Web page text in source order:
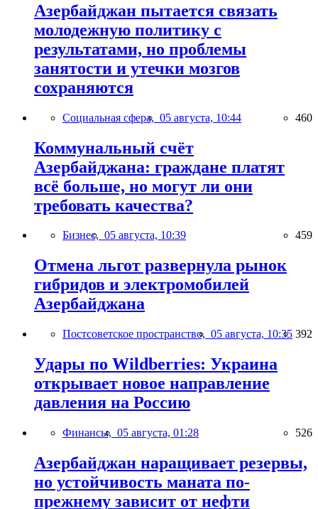
Азербайджан пытается связать
молодежную политику с
результатами, но проблемы
занятости и утечки мозгов
сохраняются
Социальная сфера, 05 августа, 10:44 460
Коммунальный счёт
Азербайджана: граждане платят
всё больше, но могут ли они
требовать качества?
Бизнес, 05 августа, 10:39 459
Отмена льгот развернула рынок
гибридов и электромобилей
Азербайджана
Постсоветское пространство, 05 августа, 10:35 392
Удары по Wildberries: Украина
открывает новое направление
давления на Россию
Финансы, 05 августа, 01:28 526
Азербайджан наращивает резервы,
но устойчивость маната по-
прежнему зависит от нефти